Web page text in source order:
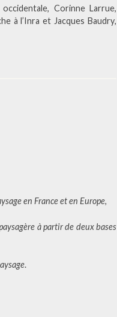
Corinne Larrue,
à l’Inra et Jacques Baudry,
en France et en Europe,
à partir de deux bases
.